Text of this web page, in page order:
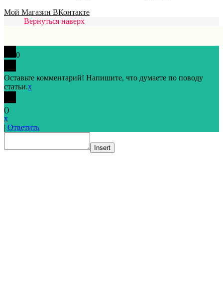
Мой Магазин ВКонтакте
Вернуться наверх
0
Оставьте комментарий! Напишите, что думаете по поводу
статьи.x
()
x
| Ответить
Insert